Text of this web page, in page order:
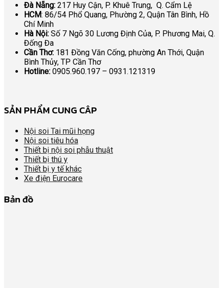
Đà Nẵng: 217 Huy Cận, P. Khuê Trung, Q. Cẩm Lệ
HCM: 86/54 Phổ Quang, Phường 2, Quận Tân Bình, Hồ
Chí Minh
Hà Nội: Số 7 Ngõ 30 Lương Định Của, P. Phương Mai, Q.
Đống Đa
Cần Thơ: 181 Đồng Văn Cống, phường An Thới, Quận
Bình Thủy, TP Cần Thơ
Hotline: 0905.960.197 – 0931.121319
SẢN PHẨM CUNG CÂP
Nội soi Tai mũi họng
Nội soi tiêu hóa
Thiết bị nội soi phẫu thuật
Thiết bị thú y
Thiết bị y tế khác
Xe điện Eurocare
Bản đồ